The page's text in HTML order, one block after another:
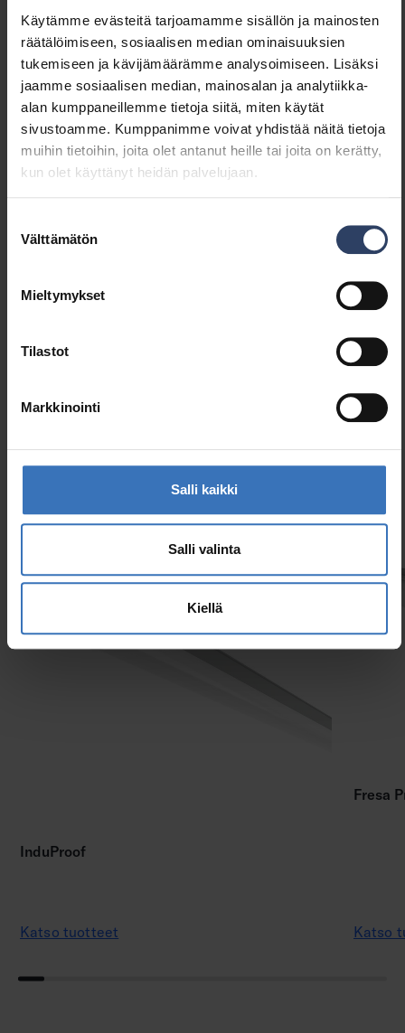
Käytämme evästeitä tarjoamamme sisällön ja mainosten
räätälöimiseen, sosiaalisen median ominaisuuksien
tukemiseen ja kävijämäärämme analysoimiseen. Lisäksi
jaamme sosiaalisen median, mainosalan ja analytiikka-
alan kumppaneillemme tietoja siitä, miten käytät
sivustoamme. Kumppanimme voivat yhdistää näitä tietoja
muihin tietoihin, joita olet antanut heille tai joita on kerätty,
kun olet käyttänyt heidän palvelujaan.
valinta
Välttämätön
Mieltymykset
Tilastot
Markkinointi
Salli kaikki
Salli valinta
Kiellä
Futura NB 1200 7300lm/840 PCC 4338536
Futura NB 1500 10100lm/840 PCC 4338537
Tuotenimi Koodi
4338538
4338539
Samankaltaiset tuotteet
InduProof
Katso tuotteet
Fresa
Katso